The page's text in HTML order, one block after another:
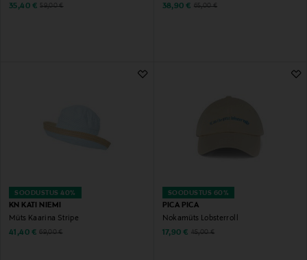
Discounted Price
35,40 € Original Price
59,00 €
Discounted Price
38,90 € Original Price
65,00 €
SOODUSTUS 40%
KN KATI NIEMI
Müts Kaarina Stripe
Discounted Price
41,40 € Original Price
69,00 €
SOODUSTUS 60%
PICA PICA
Nokamüts Lobsterroll
Discounted Price
17,90 € Original Price
45,00 €